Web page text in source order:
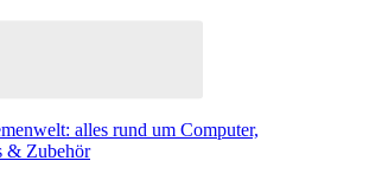
alles rund um Computer,
& Zubehör